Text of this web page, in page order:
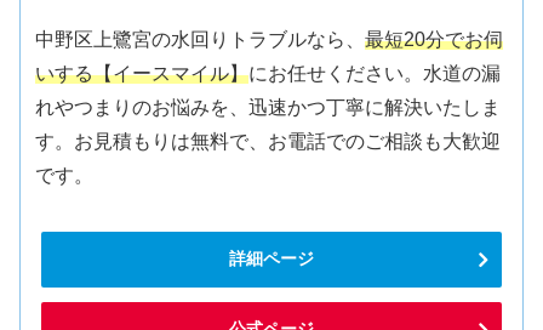
中野区上鷺宮の水回りトラブルなら、最短20分でお伺
いする【イースマイル】にお任せください。水道の漏
れやつまりのお悩みを、迅速かつ丁寧に解決いたしま
す。お見積もりは無料で、お電話でのご相談も大歓迎
です。
詳細ページ